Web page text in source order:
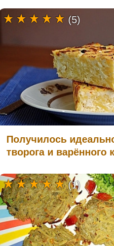
Получилось
творога и варённого
(5)
(1)